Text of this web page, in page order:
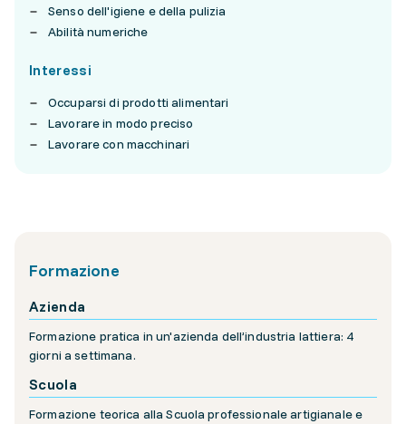
Senso dell'igiene e della pulizia
Abilità numeriche
Interessi
Occuparsi di prodotti alimentari
Lavorare in modo preciso
Lavorare con macchinari
Formazione
Azienda
Formazione pratica in un'azienda dell’industria lattiera: 4
giorni a settimana.
Scuola
Formazione teorica alla Scuola professionale artigianale e